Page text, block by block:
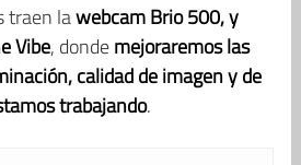
traen lawebcam Brio 500, y
Vibe, dondemejoraremos las
calidad de imagen y de
trabajando.